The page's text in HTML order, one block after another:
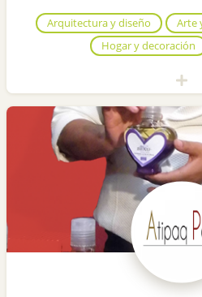
Arquitectura y diseño Arte
Hogar y decoración